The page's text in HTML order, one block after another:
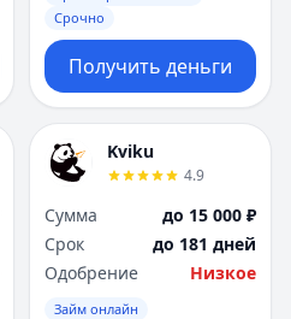
Срочно
Получить деньги
Kviku
4.9
Сумма
до 15 000 ₽
Срок
до 181 дней
Одобрение
Низкое
Займ онлайн